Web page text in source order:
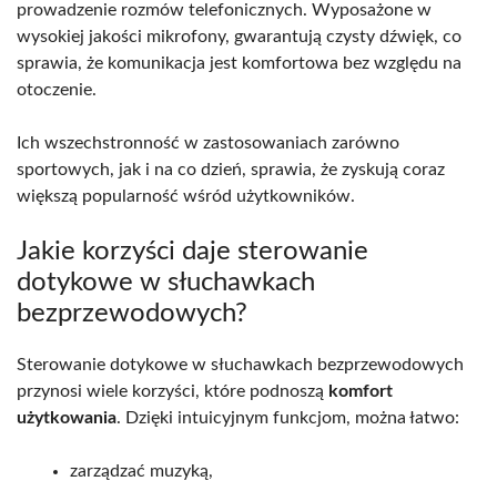
prowadzenie rozmów telefonicznych. Wyposażone w
wysokiej jakości mikrofony, gwarantują czysty dźwięk, co
sprawia, że komunikacja jest komfortowa bez względu na
otoczenie.
Ich wszechstronność w zastosowaniach zarówno
sportowych, jak i na co dzień, sprawia, że zyskują coraz
większą popularność wśród użytkowników.
Jakie korzyści daje sterowanie
dotykowe w słuchawkach
bezprzewodowych?
Sterowanie dotykowe w słuchawkach bezprzewodowych
przynosi wiele korzyści, które podnoszą komfort
użytkowania. Dzięki intuicyjnym funkcjom, można łatwo:
zarządzać muzyką,